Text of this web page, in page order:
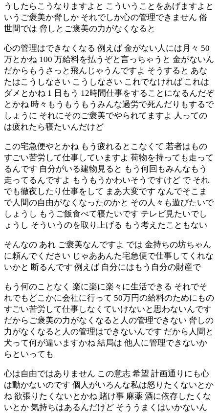
うしたらこうなりますよと こういうことをあげますよと
いうご褒美か脅しか それでしか心の管理できません 俗
世間では 脅しとご褒美の力がなくなると
心の管理はできなくなる 例えば 金がない人には月々 50
万とかね 100 万給料を払うぞと言っちゃうと 金がないん
だからもうさっと飛んじゃうんですよ そうすると あな
たはこうしなさい こうしなさい これでなければ これは
ダメとかね 1 日もう 12時間仕事をすることになるんだぞ
とかね 時々もうもうもうみんな過労で死んだりもするで
しょうに それにそのご褒美でやられてますよ 人っての
は疲れたら寝たいんだけど
この宅急便やとかね もう疲れるとこなくて 若者はもの
すごい苦労して仕事していますよ 荷物を持っても走って
るんです 自分がいる建物見ると もう何回もみんなもう
走ってるんですよ もうもうかわいそうですけど で それ
でも徹夜したり仕事をして まあ大変です なんでそこま
で人間の自由がなくなったのかと その人々も遊びたいで
しょうし もうご飯食べて寝たいです テレビ見たいでし
ょうし そういうのを取り上げる もう考えたこともない
そんなの あれ ご褒美なんですよ では 金持ちの坊ちゃん
に頼んでください じゃああんた宅急便で仕事してくれな
いかと 断るんです 例えば 自分にはもう自分の財産で
もう何のことなく 楽に楽に楽々に生活できる それでそ
れでもどこかに会社に行って 50万円の給料のためにもの
すごい苦労して仕事しなくていけないと思わないんです
だからご褒美の力がなくなると人の管理できない 脅しの
力がなくなると人の管理はできないんです だから人間と
犬って何が違いますかね 結局は 他人に管理できないか
らといっても
心は自由ではありません この意志 希望 計画通りにも心
は動かないのです 個人がいろんな私は怒りたくないとか
ね 欲張りたくないとかね 賭け事 麻薬 酒に依存したくな
いとか 気持ちはあるんだけど そううまくはいかないん